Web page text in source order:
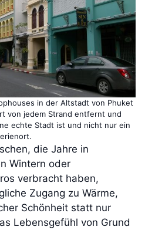
in der Altstadt von Phuket
von jedem Strand entfernt und
echte Stadt ist und nicht nur ein
die Jahre in
Wintern oder
verbracht haben,
Zugang zu Wärme,
Schönheit statt nur
Lebensgefühl von Grund